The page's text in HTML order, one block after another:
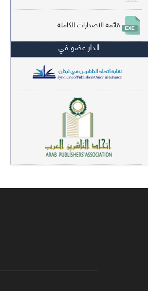
تفسير قرآن (106)
علم كلام (96)
أخلاق وتصوف (91)
سير وتراجم (90)
معاجم لغوية (89)
سيرة نبوية وتصوف (81)
دراسات إسلامية (75)
شعر (72)
علوم قرآن (66)
فقه عام وأحكام فقهية (62)
قائمة الاصدارات الكاملة
الدار عضو في